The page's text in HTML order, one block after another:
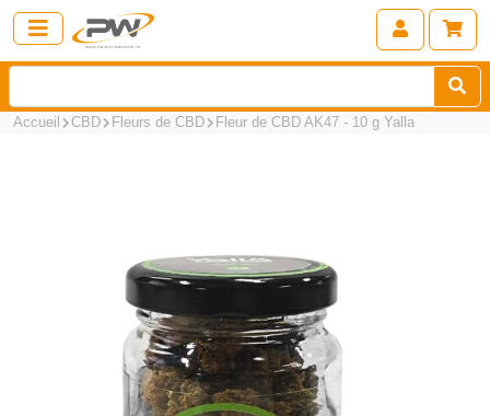
Accueil CBD Fleurs de CBD Fleur de CBD AK47 - 10 g Yalla